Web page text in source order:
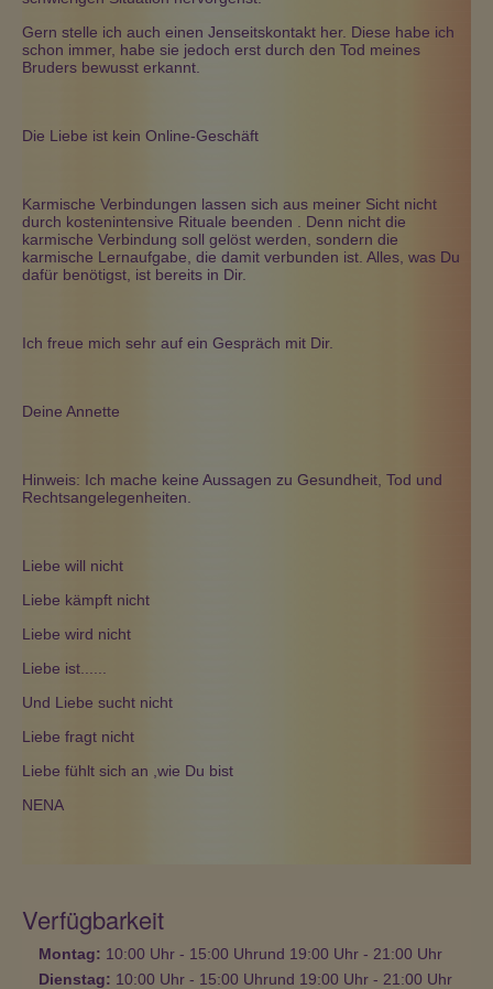
Gern stelle ich auch einen Jenseitskontakt her. Diese habe ich
schon immer, habe sie jedoch erst durch den Tod meines
Bruders bewusst erkannt.
Die Liebe ist kein Online-Geschäft
Karmische Verbindungen lassen sich aus meiner Sicht nicht
durch kostenintensive Rituale beenden . Denn nicht die
karmische Verbindung soll gelöst werden, sondern die
karmische Lernaufgabe, die damit verbunden ist. Alles, was Du
dafür benötigst, ist bereits in Dir.
Ich freue mich sehr auf ein Gespräch mit Dir.
Deine Annette
Hinweis: Ich mache keine Aussagen zu Gesundheit, Tod und
Rechtsangelegenheiten.
Liebe will nicht
Liebe kämpft nicht
Liebe wird nicht
Liebe ist......
Und Liebe sucht nicht
Liebe fragt nicht
Liebe fühlt sich an ,wie Du bist
NENA
Verfügbarkeit
Montag: 10:00 Uhr - 15:00 Uhrund 19:00 Uhr - 21:00 Uhr
Dienstag: 10:00 Uhr - 15:00 Uhrund 19:00 Uhr - 21:00 Uhr